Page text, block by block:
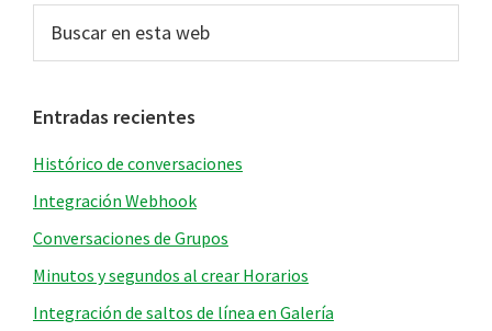
Barra
lateral
esta
Entradas recientes
Histórico de conversaciones
Integración Webhook
Conversaciones de Grupos
Minutos y segundos al crear Horarios
Integración de saltos de línea en Galería